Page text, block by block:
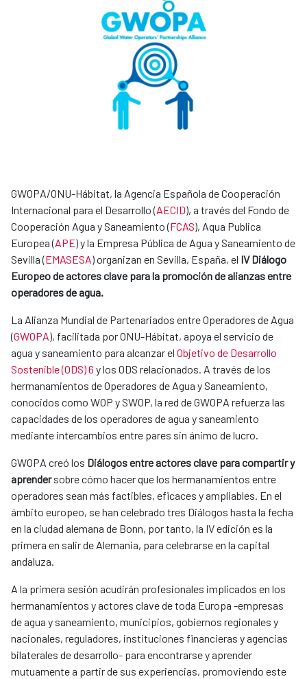
GWOPA/ONU-Hábitat, la Agencia Española de Cooperación
Internacional para el Desarrollo (AECID), a través del Fondo de
Cooperación Agua y Saneamiento (FCAS), Aqua Publica
Europea (APE) y la Empresa Pública de Agua y Saneamiento de
Sevilla (EMASESA) organizan en Sevilla, España, el IV Diálogo
Europeo de actores clave para la promoción de alianzas entre
operadores de agua.
La Alianza Mundial de Partenariados entre Operadores de Agua
(GWOPA), facilitada por ONU-Hábitat, apoya el servicio de
agua y saneamiento para alcanzar el Objetivo de Desarrollo
Sostenible (ODS) 6 y los ODS relacionados. A través de los
hermanamientos de Operadores de Agua y Saneamiento,
conocidos como WOP y SWOP, la red de GWOPA refuerza las
capacidades de los operadores de agua y saneamiento
mediante intercambios entre pares sin ánimo de lucro.
GWOPA creó los Diálogos entre actores clave para compartir y
aprendersobre cómo hacer que los hermanamientos entre
operadores sean más factibles, eficaces y ampliables. En el
ámbito europeo, se han celebrado tres Diálogos hasta la fecha
en la ciudad alemana de Bonn, por tanto, la IV edición es la
primera en salir de Alemania, para celebrarse en la capital
andaluza.
A la primera sesión acudirán profesionales implicados en los
hermanamientos y actores clave de toda Europa -empresas
de agua y saneamiento, municipios, gobiernos regionales y
nacionales, reguladores, instituciones financieras y agencias
bilaterales de desarrollo- para encontrarse y aprender
mutuamente a partir de sus experiencias, promoviendo este